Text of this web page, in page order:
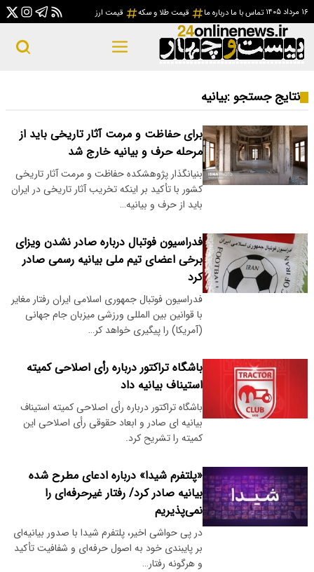
۱۶ مرداد ۱۴۰۵ تماس با ما درباره ما قیمت طلا و سکه قیمت ارز
نتایج جستجو :بیانیه
برای حفاظت و مرمت آثار تاریخی باید از
مرحله حرف و بیانیه خارج شد
بنیانگذار پژوهشکده حفاظت و مرمت آثار تاریخی
کشور با تأکید بر اینکه تخریب آثار تاریخی در ایران
باید از حرف و بیانیه…
فدراسیون فوتبال درباره صادر نشدن ویزای
برخی اعضای تیم ملی بیانیه رسمی صادر
کرد
فدراسیون فوتبال جمهوری اسلامی ایران رفتار مغایر
با قوانین بین المللی ورزشی میزبان جام جهانی
(آمریکا) را پیگیری خواهد کر…
باشگاه تراکتور درباره رأی اصلاحی کمیته
استیناف بیانیه داد
باشگاه تراکتور درباره رأی اصلاحی کمیته استیناف
بیانیه ای صادر و ابعاد حقوقی رأی اصلاحی این
کمیته را تشریح کرد.
«پلتفرم شیدا» درباره ادعای مطرح شده
بیانیه صادر کرد/ رفتار غیرحرفه‌ای را
نمی‌پذیریم
در پی حواشی اخیر، پلتفرم شیدا با صدور بیانیه‌ای
بر پایبندی خود به اصول حرفه‌ای و شفافیت تأکید
و هرگونه رفتار…